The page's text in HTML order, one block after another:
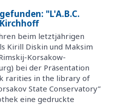
"L'A.B.C.
beim letztjährigen
Kirill Diskin und Maksim
Korsakow-
bei der Präsentation
rarities in the library of
State Conservatory”
eine gedruckte